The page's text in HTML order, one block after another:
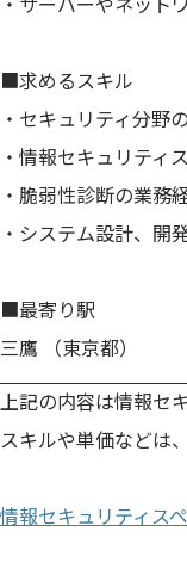
・サーバーやネット
■求めるスキル
・セキュリティ分野
・情報セキュリティ
・脆弱性診断の業務
・システム設計、開
■最寄り駅
三鷹 （東京都）
上記の内容は情報セ
スキルや単価などは
情報セキュリティス